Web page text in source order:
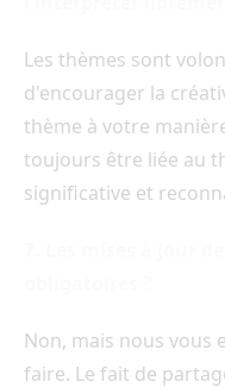
Les thèmes sont
d'encourager la
thème à votre
toujours être liée au
significative et
Non, mais nous vous
faire. Le fait de